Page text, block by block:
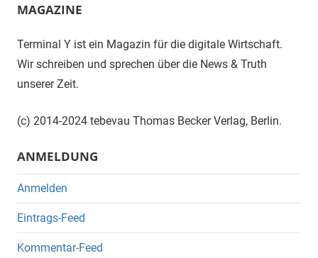
MAGAZINE
Terminal Y ist ein Magazin für die digitale Wirtschaft.
Wir schreiben und sprechen über die News & Truth
unserer Zeit.
(c) 2014-2024 tebevau Thomas Becker Verlag, Berlin.
ANMELDUNG
Anmelden
Eintrags-Feed
Kommentar-Feed